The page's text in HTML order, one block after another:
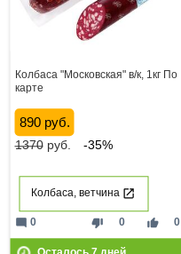
Колбаса "Московская" в/к, 1кг По
карте
890 руб.
1370руб. -35%
Колбаса, ветчина
thumb_down 0 thumb_up 0
mode_comment 0